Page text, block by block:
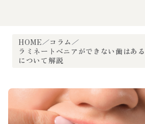
HOME
コラム
ラミネートべニアができない歯はあ
について解説